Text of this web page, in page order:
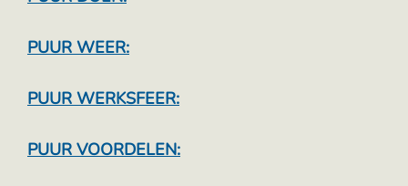
PUUR WEER:
PUUR WERKSFEER:
PUUR VOORDELEN: